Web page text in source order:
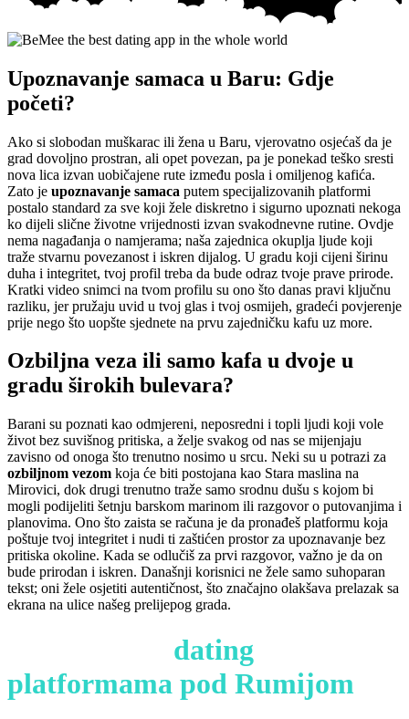
Upoznavanje samaca u Baru: Gdje
početi?
Ako si slobodan muškarac ili žena u Baru, vjerovatno osjećaš da je
grad dovoljno prostran, ali opet povezan, pa je ponekad teško sresti
nova lica izvan uobičajene rute između posla i omiljenog kafića.
Zato je upoznavanje samaca putem specijalizovanih platformi
postalo standard za sve koji žele diskretno i sigurno upoznati nekoga
ko dijeli slične životne vrijednosti izvan svakodnevne rutine. Ovdje
nema nagađanja o namjerama; naša zajednica okuplja ljude koji
traže stvarnu povezanost i iskren dijalog. U gradu koji cijeni širinu
duha i integritet, tvoj profil treba da bude odraz tvoje prave prirode.
Kratki video snimci na tvom profilu su ono što danas pravi ključnu
razliku, jer pružaju uvid u tvoj glas i tvoj osmijeh, gradeći povjerenje
prije nego što uopšte sjednete na prvu zajedničku kafu uz more.
Ozbiljna veza ili samo kafa u dvoje u
gradu širokih bulevara?
Barani su poznati kao odmjereni, neposredni i topli ljudi koji vole
život bez suvišnog pritiska, a želje svakog od nas se mijenjaju
zavisno od onoga što trenutno nosimo u srcu. Neki su u potrazi za
ozbiljnom vezom koja će biti postojana kao Stara maslina na
Mirovici, dok drugi trenutno traže samo srodnu dušu s kojom bi
mogli podijeliti šetnju barskom marinom ili razgovor o putovanjima i
planovima. Ono što zaista se računa je da pronađeš platformu koja
poštuje tvoj integritet i nudi ti zaštićen prostor za upoznavanje bez
pritiska okoline. Kada se odlučiš za prvi razgovor, važno je da on
bude prirodan i iskren. Današnji korisnici ne žele samo suhoparan
tekst; oni žele osjetiti autentičnost, što značajno olakšava prelazak sa
ekrana na ulice našeg prelijepog grada.
dating
platformama pod Rumijom